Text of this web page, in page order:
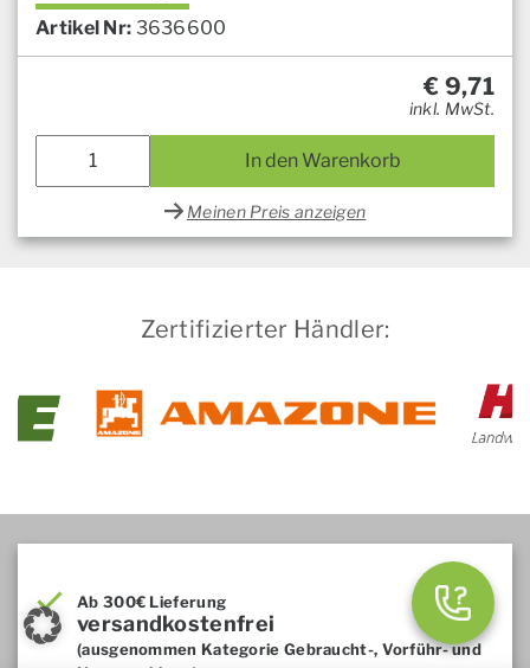
Artikel Nr: 3636600
€ 9,71
inkl. MwSt.
In den Warenkorb
Meinen Preis anzeigen
Zertifizierter Händler:
Ab 300€ Lieferung
versandkostenfrei
(ausgenommen Kategorie Gebraucht-, Vorführ- und